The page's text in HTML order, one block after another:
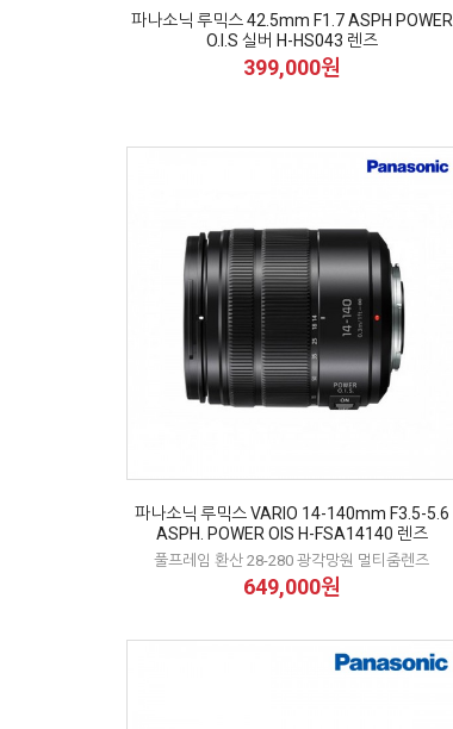
파나소닉 루믹스 42.5mm F1.7 ASPH POWER
O.I.S 실버 H-HS043 렌즈
399,000원
파나소닉 루믹스 VARIO 14-140mm F3.5-5.6
ASPH. POWER OIS H-FSA14140 렌즈
풀프레임 환산 28-280 광각망원 멀티줌렌즈
649,000원